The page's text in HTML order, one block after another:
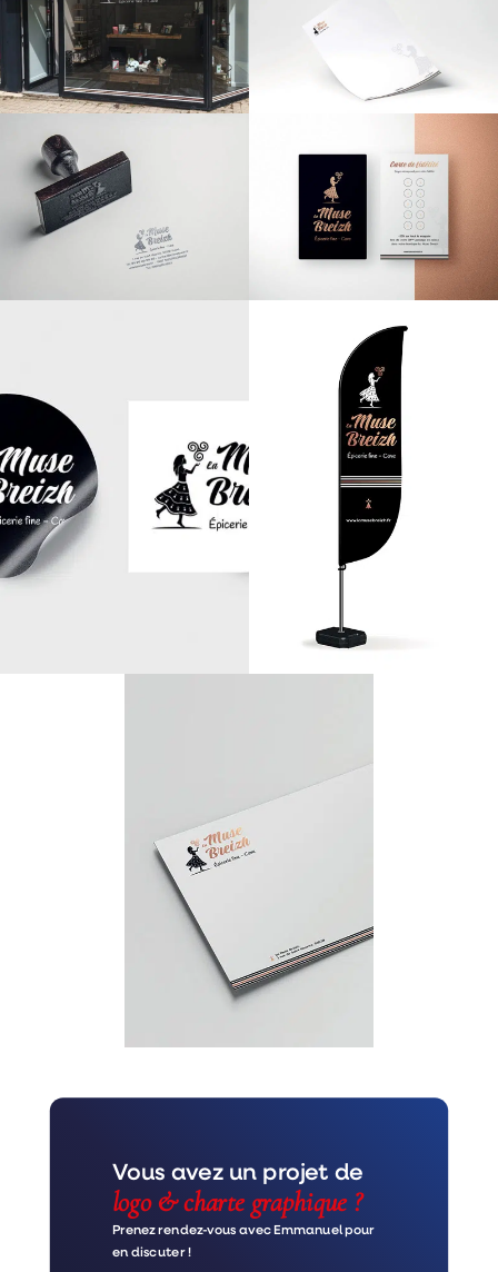
Vous avez un projet de
logo & charte graphique ?
Prenez rendez-vous avec Emmanuel pour
en discuter !